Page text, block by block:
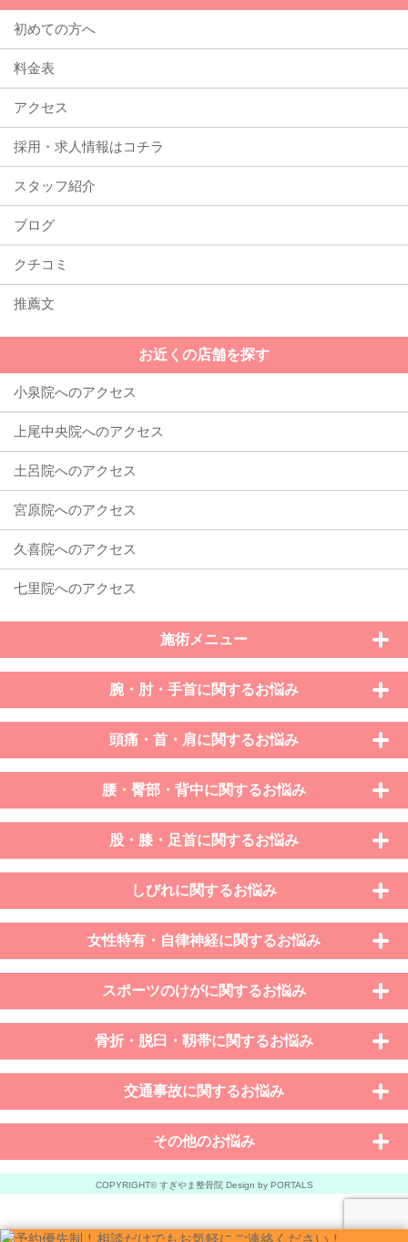
初めての方へ
料金表
アクセス
採用・求人情報はコチラ
スタッフ紹介
ブログ
クチコミ
推薦文
お近くの店舗を探す
施術メニュー
腕・肘・手首に関するお悩み
頭痛・首・肩に関するお悩み
腰・臀部・背中に関するお悩み
股・膝・足首に関するお悩み
しびれに関するお悩み
女性特有・自律神経に関するお悩み
スポーツのけがに関するお悩み
骨折・脱臼・靱帯に関するお悩み
交通事故に関するお悩み
その他のお悩み
COPYRIGHT© すぎやま整骨院 Design by PORTALS